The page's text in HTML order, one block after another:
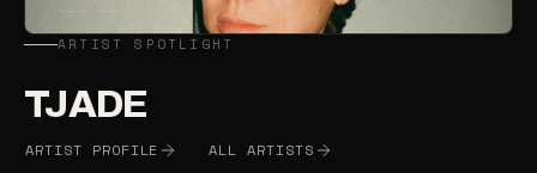
ARTIST SPOTLIGHT
TJADE
ARTIST PROFILE ALL ARTISTS